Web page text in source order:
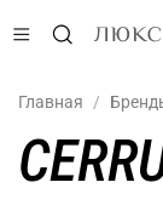
Главная